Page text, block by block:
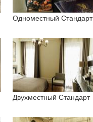
Одноместный Стандарт
Двухместный Стандарт